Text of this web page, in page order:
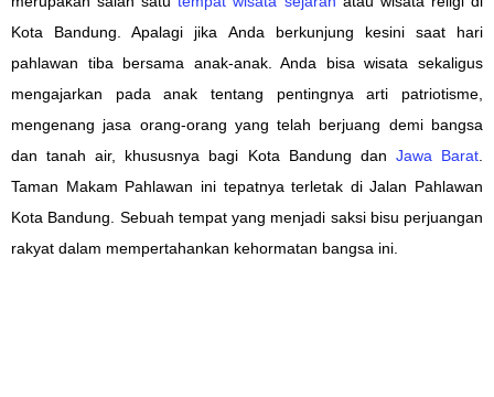
Kota Bandung. Apalagi jika Anda berkunjung kesini saat hari
pahlawan tiba bersama anak-anak. Anda bisa wisata sekaligus
mengajarkan pada anak tentang pentingnya arti patriotisme,
mengenang jasa orang-orang yang telah berjuang demi bangsa
dan tanah air, khususnya bagi Kota Bandung dan Jawa Barat
Taman Makam Pahlawan ini tepatnya terletak di Jalan Pahlawan
Kota Bandung. Sebuah tempat yang menjadi saksi bisu perjuangan
rakyat dalam mempertahankan kehormatan bangsa ini.